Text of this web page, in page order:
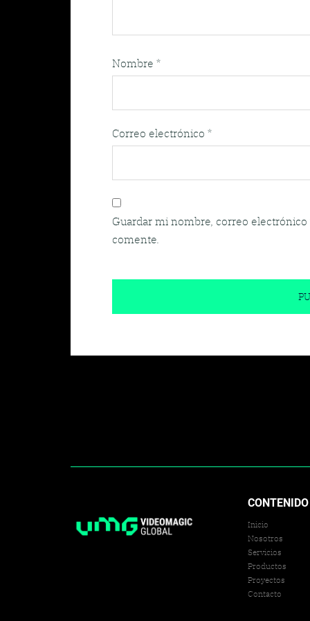
Nombre *
Correo electrónico *
Guardar mi nombre, correo
comente.
CONTENIDO
Inicio
Nosotros
Servicios
Productos
Proyectos
Contacto